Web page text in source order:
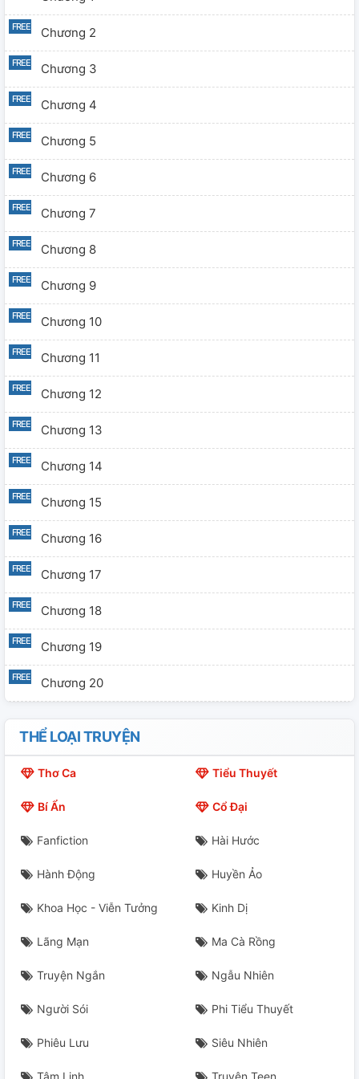
quá yên bình, cho nên mới để cho y sống chung với nam
nhân vô tình này cả đời sao?
Chương 2
Chương 3
Chương 4
Chương 5
Chương 6
Chương 7
Chương 8
Chương 9
Chương 10
Chương 11
Chương 12
Chương 13
Chương 14
Chương 15
Chương 16
Chương 17
Chương 18
Chương 19
Chương 20
Chương 21
Chương 22
Chương 26
Chương 27
Chương 28
Chương 29
Chương 30
THỂ LOẠI TRUYỆN
Thơ Ca Tiểu Thuyết
Bí Ẩn Cổ Đại
Fanfiction Hài Hước
Hành Động Huyền Ảo
Khoa Học - Viễn Tưởng Kinh Dị
Lãng Mạn Ma Cà Rồng
Truyện Ngắn Ngẫu Nhiên
Người Sói Phi Tiểu Thuyết
Phiêu Lưu Siêu Nhiên